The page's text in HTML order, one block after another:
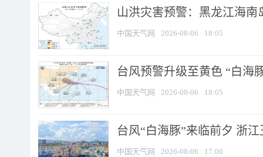
山洪灾害预警：黑龙江海
中国天气网 2026-08-06 18:05
台风预警升级至黄色 “白海
中国天气网 2026-08-06 18:05
台风“白海豚”来临前夕 浙
中国天气网 2026-08-06 17:06